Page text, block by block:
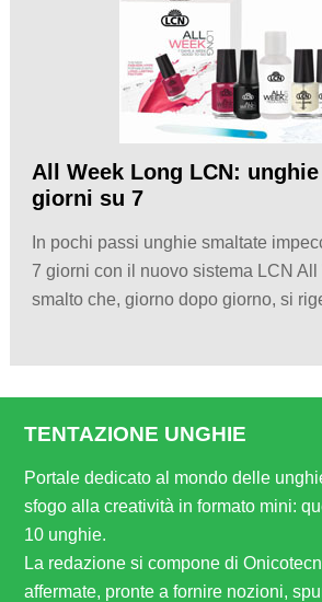
All Week Long LCN:
giorni su 7
In pochi passi unghie smaltate
7 giorni con il nuovo sistema LCN
smalto che, giorno dopo giorno, si
TENTAZIONE UNGHIE
Portale dedicato al mondo delle
sfogo alla creatività in formato mini:
10 unghie.
La redazione si compone di
affermate, pronte a fornire nozioni,